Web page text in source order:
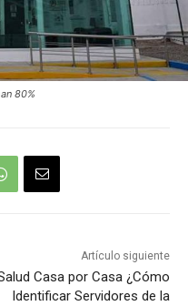
80%
Artículo siguiente
Casa por Casa ¿Cómo
Identificar Servidores de la